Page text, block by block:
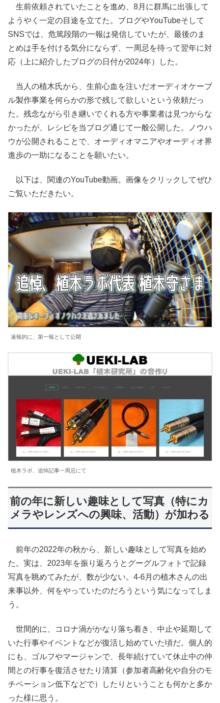
生前依頼されていたことを進め、8月に群馬に出張して
ようやく一定の目途を立てた。ブログやYouTubeそして
SNSでは、危篤段階の一報は発信していたが、最後のま
とめは手を付ける気分にならず、一周忌を待って翌年に対
応（上に紹介したブログの日付が2024年）した。
当人の植木氏から、生前心血を注いだオーディオケーブ
ル製作事業を何らかの形で残して欲しいという依頼だっ
た。残念ながら引き継いでくれる方や事業者は見つからな
かったが、レシピを当ブログ通じて一般公開した。ノウハ
ウが公開されることで、オーディオマニアやオーディオ界
進歩の一助になることを願いたい。
以下は、関連のYouTube動画。画像をクリックしてぜひ
ご覧いただきたい。
速報的に、第一報として公開
植木ラボ、追悼記事一周忌にて
前の年に新しい趣味として写真（特にカ
メラやレンズへの興味、活動）が加わる
前年の2022年の秋から、新しい趣味として写真を始め
た。実は、2023年を振り返ろうとグーグルフォトで記録
写真を眺めてみたが、数が少ない。4-6月の植木さんの出
来事以外、何をやっていたのだろうという気になってしま
う。
世間的に、コロナ渦がかなり落ち着き、中止や延期して
いた行事やイベントなどが復活し始めていた頃だ。個人的
にも、ゴルフやマージャンで、長年続けていて休止中の仲
間との行事を復活させたり清算（参加者高齢化や自分のモ
チベーション低下などで）したりということも何かと多か
った様に思う。